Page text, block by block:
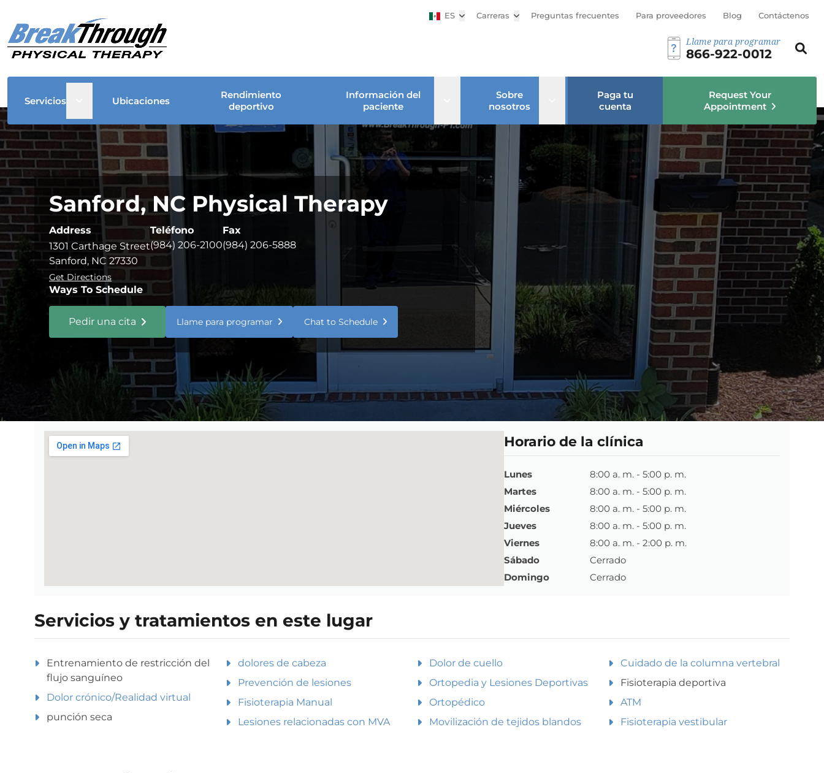
ES Abrir submenú
Carreras Abrir submenú
Preguntas frecuentes Para proveedores Blog Contáctenos
Llame para programar
866-922-0012
Busca
Servicios Open sub menu
Ubicaciones
Rendimiento
deportivo
Información del
paciente
Open sub menu
Sobre
nosotros
Open sub menu
Paga tu
cuenta
Request Your
Appointment
Sanford, NC Physical Therapy
Address
1301 Carthage Street
Sanford, NC 27330
Get Directions
Teléfono
(984) 206-2100
Fax
(984) 206-5888
Ways To Schedule
Pedir una cita Llame para programar Chat to Schedule
Horario de la clínica
Lunes
8:00 a. m. - 5:00 p. m.
Martes
8:00 a. m. - 5:00 p. m.
Miércoles
8:00 a. m. - 5:00 p. m.
Jueves
8:00 a. m. - 5:00 p. m.
Viernes
8:00 a. m. - 2:00 p. m.
Sábado
Cerrado
Domingo
Cerrado
Servicios y tratamientos en este lugar
Entrenamiento de restricción del
flujo sanguíneo
Dolor crónico/Realidad virtual
punción seca
dolores de cabeza
Prevención de lesiones
Fisioterapia Manual
Lesiones relacionadas con MVA
Dolor de cuello
Ortopedia y Lesiones Deportivas
Ortopédico
Movilización de tejidos blandos
Cuidado de la columna vertebral
Fisioterapia deportiva
ATM
Fisioterapia vestibular